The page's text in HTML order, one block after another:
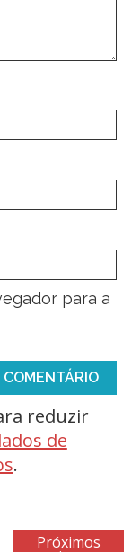
para a
reduzir
de
.
Próximos